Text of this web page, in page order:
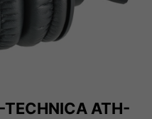
ATH-